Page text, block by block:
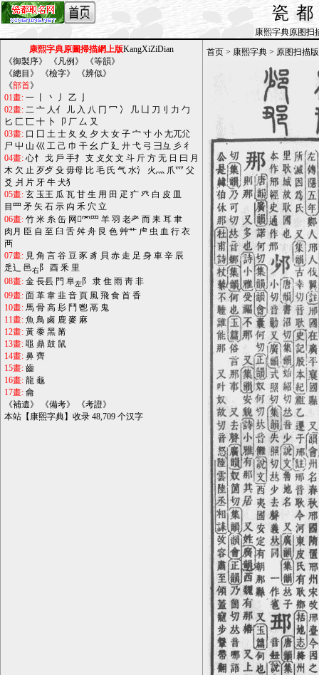
瓷
康熙字典原图扫
康熙字典原圖掃描網上版KangXiZiDian
《御製序》 《凡例 》 《等韻》
《總目 》 《檢字》 《辨似》
《部首》
01畫: 一 丶 丿 乙
02畫: 二 亠 人亻 儿 入 八 冂 冖 冫 几 凵 刀刂 力 勹
匕 匚 匸 十 卜 卩 厂 厶 又
03畫: 口 囗 土 士 夂 夊 夕 大 女 子 宀 寸 小 尢兀尣
尸 屮 山 巛 工 己 巾 干 幺 广 廴 廾 弋 弓 彐彑 彡 彳
04畫: 心忄 戈 戶 手扌 支 攴攵 文 斗 斤 方 无 日 曰 月
木 欠 止 歹歺 殳 毋母 比 毛 氏 气 水氵 火灬 爪爫 父
爻 爿 片 牙 牛 犬犭
05畫: 玄 玉王 瓜 瓦 甘 生 用 田 疋 疒 癶 白 皮 皿
目罒 矛 矢 石 示 禸 禾 穴 立
06畫: 竹 米 糸 缶 网罓罒 羊 羽 老耂 而 耒 耳 聿
肉月 臣 自 至 臼 舌 舛 舟 艮 色 艸艹 虍 虫 血 行 衣
襾
07畫: 見 角 言 谷 豆 豕 豸 貝 赤 走 足 身 車 辛 辰
辵辶
邑右阝 酉 釆 里
08畫: 金 長镸 門 阜左阝 隶 隹 雨 靑 非
09畫: 面 革 韋 韭 音 頁 風 飛 食 首 香
10畫: 馬 骨 高 髟 鬥 鬯 鬲 鬼
11畫: 魚 鳥 鹵 鹿 麥 麻
12畫: 黃 黍 黑 黹
13畫: 黽 鼎 鼓 鼠
14畫: 鼻 齊
15畫: 齒
16畫: 龍 龜
17畫: 龠
《補遺》 《備考》 《考證》
本站【康熙字典】收录 48,709 个汉字
首页 > 康熙字典 > 原图扫描版